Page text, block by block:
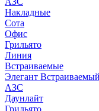
Накладные
Сота
Офис
Грильято
Линия
Встраиваемые
Элегант Встраиваемый
АЗС
Даунлайт
Грильято